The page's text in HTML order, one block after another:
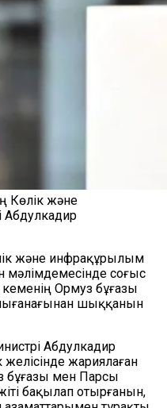
Көлік және
және инфрақұрылым
мәлімдемесінде соғыс
кеменің Ормуз бұғазы
шыққанын
Абдулкадир
желісінде жариялаған
бұғазы мен Парсы
бақылап отырғанын,